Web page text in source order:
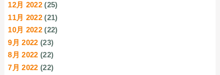
12月 2022 (25)
11月 2022 (21)
10月 2022 (22)
9月 2022 (23)
8月 2022 (22)
7月 2022 (22)